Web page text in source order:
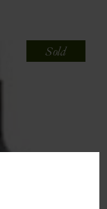
Sold